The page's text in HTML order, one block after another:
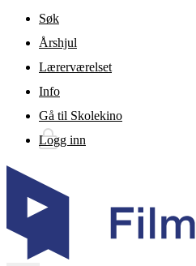
Gå til hovedinnhold
Søk
Årshjul
Lærerværelset
Info
Gå til Skolekino
Logg inn